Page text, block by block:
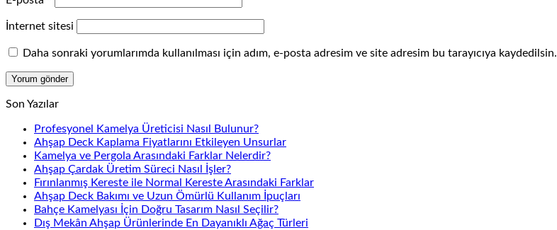
İnternet sitesi
Daha sonraki yorumlarımda kullanılması için adım, e-posta adresim ve site adresim bu tarayıcıya kaydedilsin.
Son Yazılar
Profesyonel Kamelya Üreticisi Nasıl Bulunur?
Ahşap Deck Kaplama Fiyatlarını Etkileyen Unsurlar
Kamelya ve Pergola Arasındaki Farklar Nelerdir?
Ahşap Çardak Üretim Süreci Nasıl İşler?
Fırınlanmış Kereste ile Normal Kereste Arasındaki Farklar
Ahşap Deck Bakımı ve Uzun Ömürlü Kullanım İpuçları
Bahçe Kamelyası İçin Doğru Tasarım Nasıl Seçilir?
Dış Mekân Ahşap Ürünlerinde En Dayanıklı Ağaç Türleri